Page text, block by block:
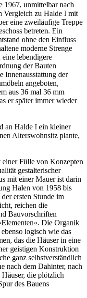
1967, unmittelbar nach
Vergleich zu Halde I mit
eine zweiläufige Treppe
betreten. Ein
ohne den Einfluss
moderne Strenge
lebendigere
der Bauten
Innenausstattung der
angeboten,
aus 36 mal 36 mm
er später immer wieder
an Halde I ein kleiner
Alterswohnsitz plante,
Fülle von Konzepten
gestalterischer
mit einer Mauer ist darin
Halen von 1958 bis
ersten Stunde im
reichen die
Bauvorschriften
Die Organik
logisch wie das
das die Häuser in eine
geistigen Konstruktion
ganz selbstverständlich
nach dem Dahinter, nach
Häuser, die plötzlich
des Bauens